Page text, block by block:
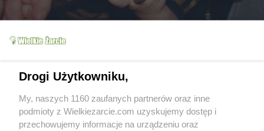
Slajd 1/10
Drogi Użytkowniku,
My, naszych 1160 zaufanych partnerów oraz inne
podmioty z Wielkiezarcie.com uzyskujemy dostęp i
przechowujemy informacje na urządzeniu oraz